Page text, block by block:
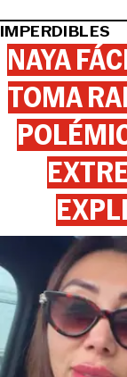
IMPERDIBLES
NAYA
TOMA